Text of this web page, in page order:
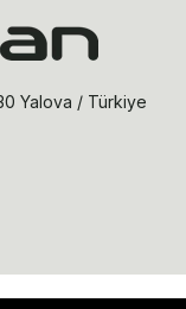
Yalova / Türkiye